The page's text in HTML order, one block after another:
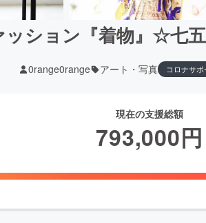
ッション『着物』☆
0range0range アート・写真 コロナサ
現在の支援総額
793,000円